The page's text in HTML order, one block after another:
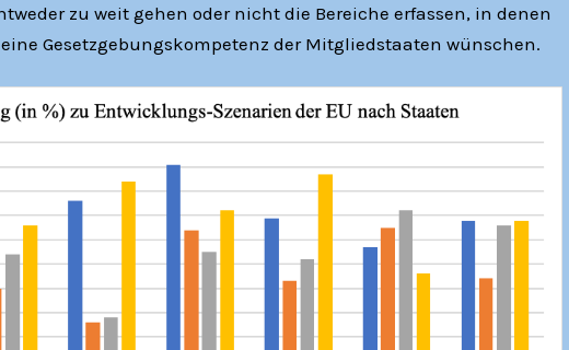
zu weit gehen oder nicht die Bereiche erfassen, in denen
Gesetzgebungskompetenz der Mitgliedstaaten wünschen.